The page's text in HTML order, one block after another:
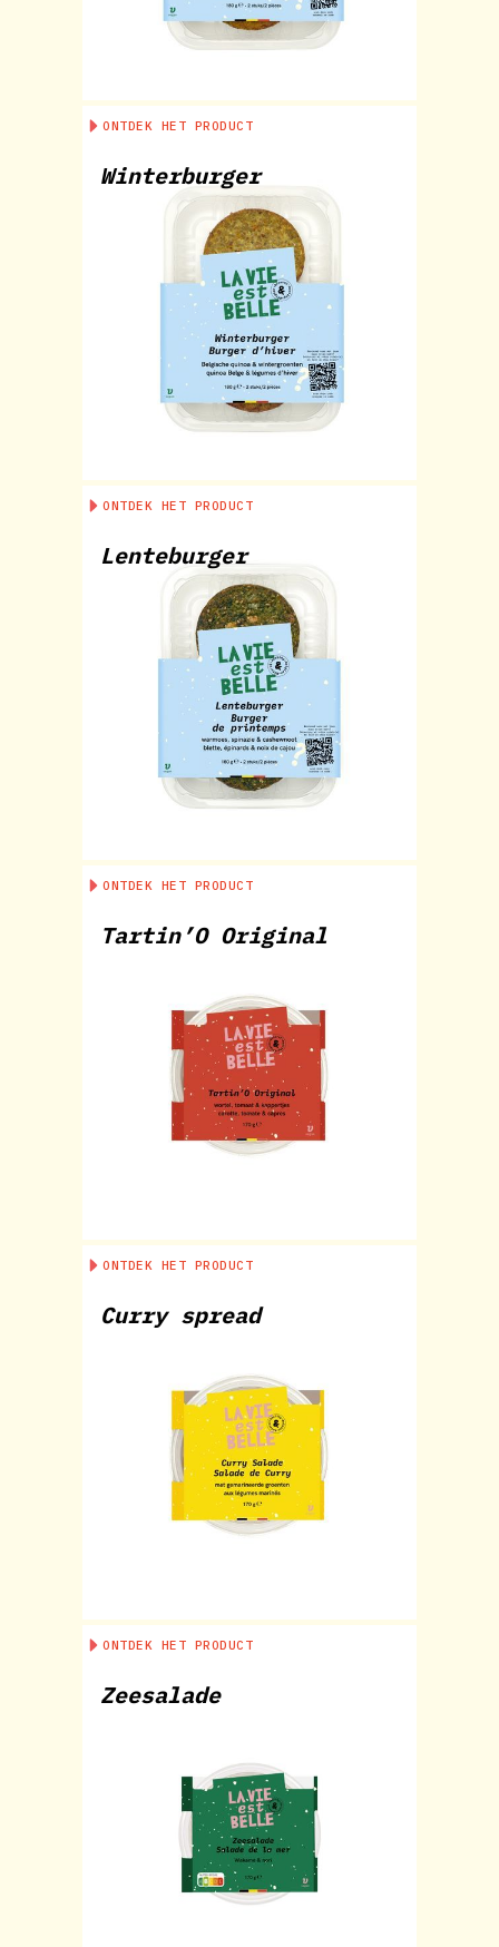
ONTDEK HET PRODUCT
Winterburger
ONTDEK HET PRODUCT
Lenteburger
ONTDEK HET PRODUCT
Tartin’O Original
ONTDEK HET PRODUCT
Curry spread
ONTDEK HET PRODUCT
Zeesalade